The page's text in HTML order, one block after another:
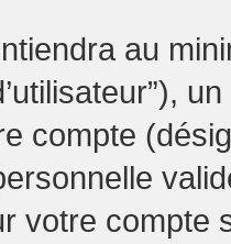
au
compte
votre compte